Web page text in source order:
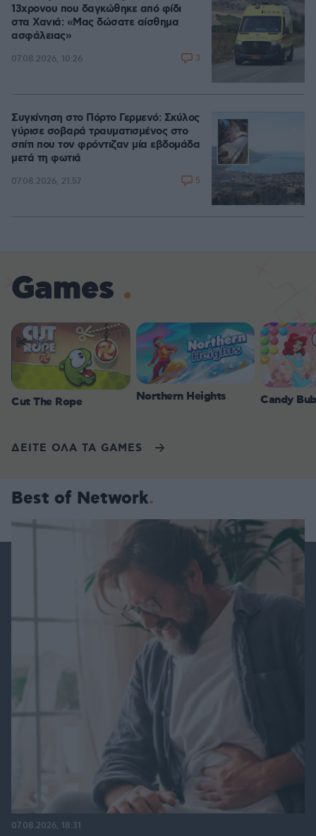
13χρονου που δαγκώθηκε από φίδι
στα Χανιά: «Μας δώσατε αίσθημα
ασφάλειας»
07.08.2026, 10:26 3
Συγκίνηση στο Πόρτο Γερμενό: Σκύλος
γύρισε σοβαρά τραυματισμένος στο
σπίτι που τον φρόντιζαν μία εβδομάδα
μετά τη φωτιά
07.08.2026, 21:57 5
Games
Cut The Rope Northern Heights Candy
ΔΕΙΤΕ ΟΛΑ ΤΑ GAMES
Best of Network
07.08.2026, 18:31